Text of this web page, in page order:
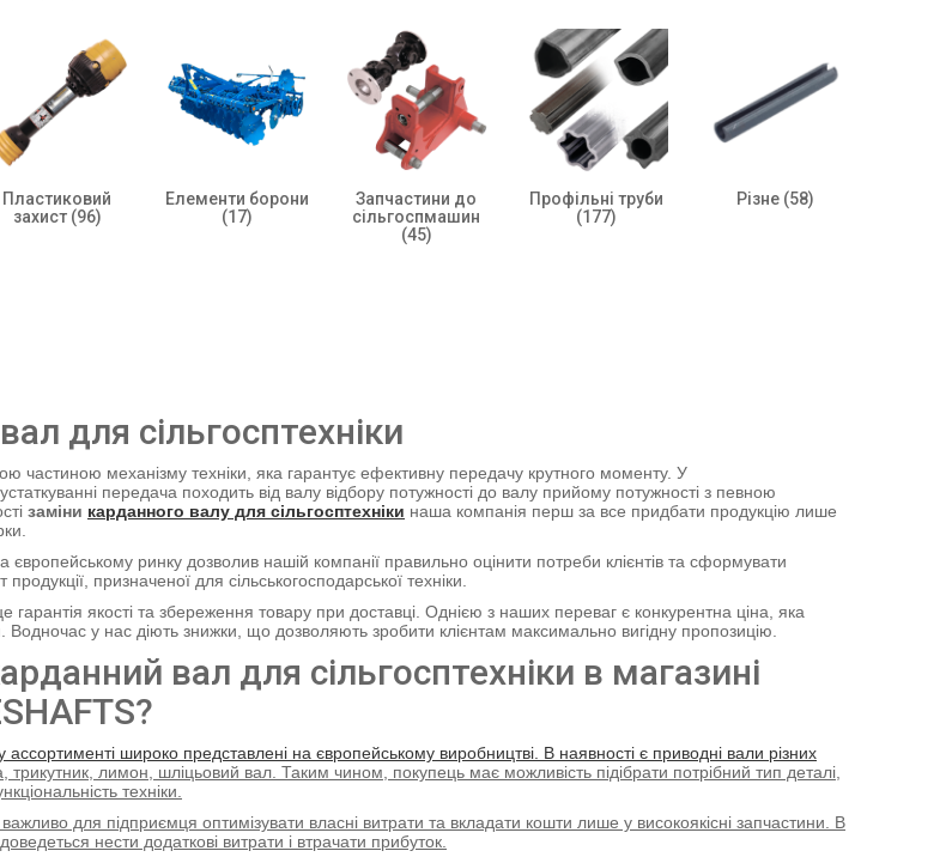
Пластиковий
захист (96)
Елементи борони
(17)
Запчастини до
сільгоспмашин
(45)
Профільні труби
(177)
Різне (58)
для сільгосптехніки
частиною механізму техніки, яка гарантує ефективну передачу крутного моменту. У
передача походить від валу відбору потужності до валу прийому потужності з певною
заміни карданного валу для сільгосптехніки наша компанія перш за все придбати продукцію лише
європейському ринку дозволив нашій компанії правильно оцінити потреби клієнтів та сформувати
призначеної для сільськогосподарської техніки.
гарантія якості та збереження товару при доставці. Однією з наших переваг є конкурентна ціна, яка
Водночас у нас діють знижки, що дозволяють зробити клієнтам максимально вигідну пропозицію.
вал для сільгосптехніки в магазині
широко представлені на європейському виробництві. В наявності є приводні вали різних
трикутник, лимон, шліцьовий вал. Таким чином, покупець має можливість підібрати потрібний тип деталі,
техніки.
для підприємця оптимізувати власні витрати та вкладати кошти лише у високоякісні запчастини. В
нести додаткові витрати і втрачати прибуток.